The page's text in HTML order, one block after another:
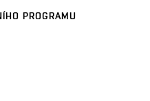
PROGRAMU